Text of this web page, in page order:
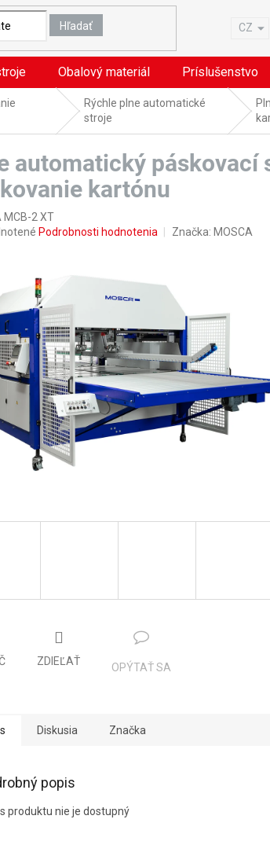
Hľadať CZ
Obalový materiál Príslušenstvo
Rýchle plne automatické
stroje
automatický páskovací
kartónu
MCB-2 XT
Podrobnosti hodnotenia Značka: MOSCA
ZDIEĽAŤ
OPÝTAŤ SA
Diskusia Značka
popis
produktu nie je dostupný